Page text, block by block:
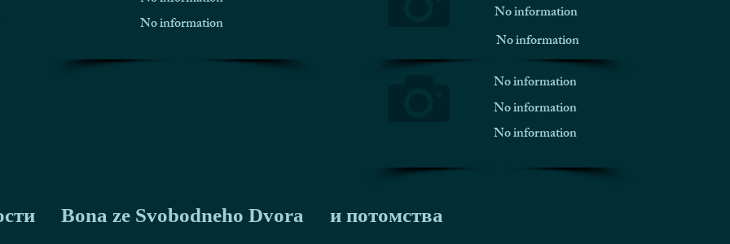
No information
No information
No information
No information
No information
No information
Bona ze Svobodneho Dvora и потомства